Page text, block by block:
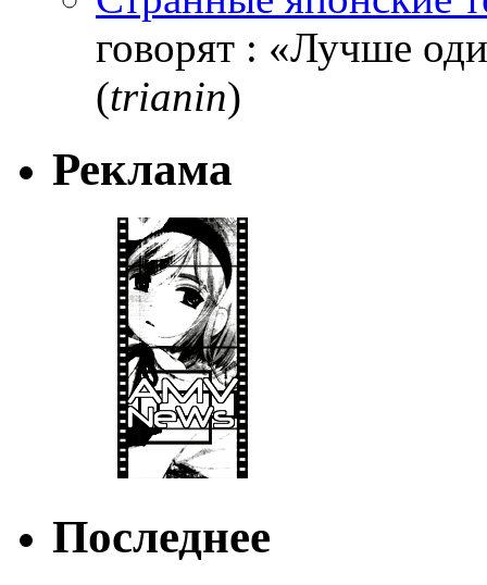
говорят : «Лучше
(trianin)
Реклама
Последнее